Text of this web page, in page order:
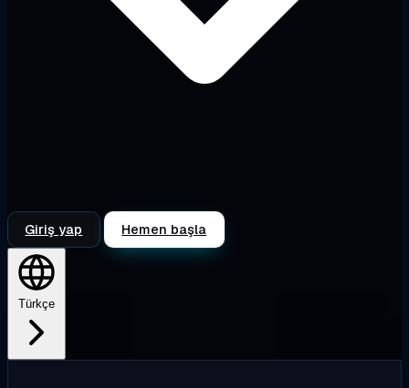
Giriş yap Hemen başla
Türkçe